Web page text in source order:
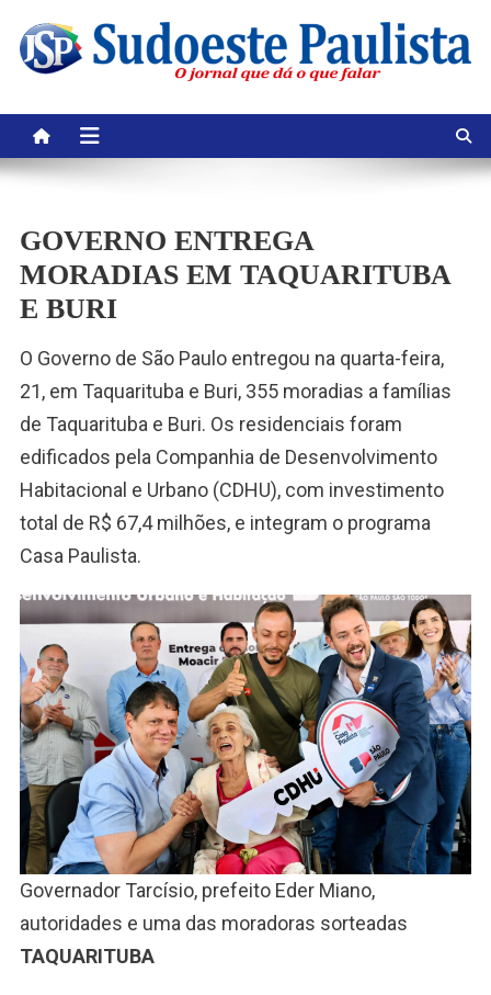
content
GOVERNO ENTREGA
MORADIAS EM TAQUARITUBA
E BURI
O Governo de São Paulo entregou na quarta-feira,
21, em Taquarituba e Buri, 355 moradias a famílias
de Taquarituba e Buri. Os residenciais foram
edificados pela Companhia de Desenvolvimento
Habitacional e Urbano (CDHU), com investimento
total de R$ 67,4 milhões, e integram o programa
Casa Paulista.
Governador Tarcísio, prefeito Eder Miano,
autoridades e uma das moradoras sorteadas
TAQUARITUBA